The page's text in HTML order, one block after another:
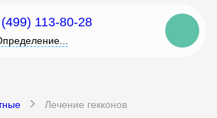
113-80-28
Лечение гекконов